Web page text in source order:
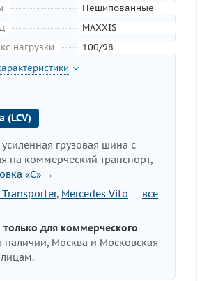
Нешипованные
MAXXIS
нагрузки
100/98
(LCV)
грузовая шина с
на коммерческий транспорт,
«C» →
Transporter, Mercedes Vito — все
только для коммерческого
наличии, Москва и Московская